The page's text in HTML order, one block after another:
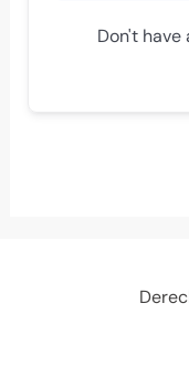
Don't have